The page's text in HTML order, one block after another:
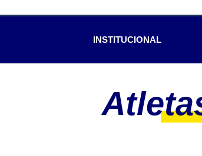
INSTITUCIONAL
de ferramentas